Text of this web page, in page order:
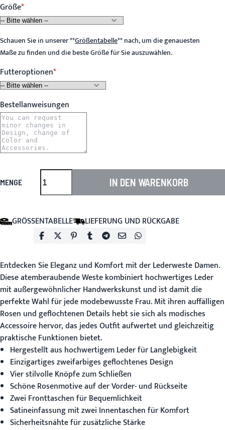
Größe
Schauen Sie in unserer**Größentabelle**nach, um die genauesten
Maße zu finden und die beste Größe für Sie auszuwählen.
Futteroptionen
Bestellanweisungen
MENGE IN DEN WARENKORB
GRÖSSENTABELLE LIEFERUNG UND RÜCKGABE
Entdecken Sie Eleganz und Komfort mit derLederweste Damen.
Diese atemberaubende Weste kombiniert hochwertiges Leder
mit außergewöhnlicher Handwerkskunst und ist damit die
perfekte Wahl für jede modebewusste Frau. Mit ihren auffälligen
Rosen und geflochtenen Details hebt sie sich als modisches
Accessoire hervor, das jedes Outfit aufwertet und gleichzeitig
praktische Funktionen bietet.
Hergestellt aus hochwertigem Leder für Langlebigkeit
Einzigartiges zweifarbiges geflochtenes Design
Vier stilvolle Knöpfe zum Schließen
Schöne Rosenmotive auf der Vorder- und Rückseite
Zwei Fronttaschen für Bequemlichkeit
Satineinfassung mit zwei Innentaschen für Komfort
Sicherheitsnähte für zusätzliche Stärke